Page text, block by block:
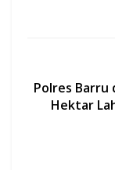
o
o
A
p
Polres Barru
Hektar